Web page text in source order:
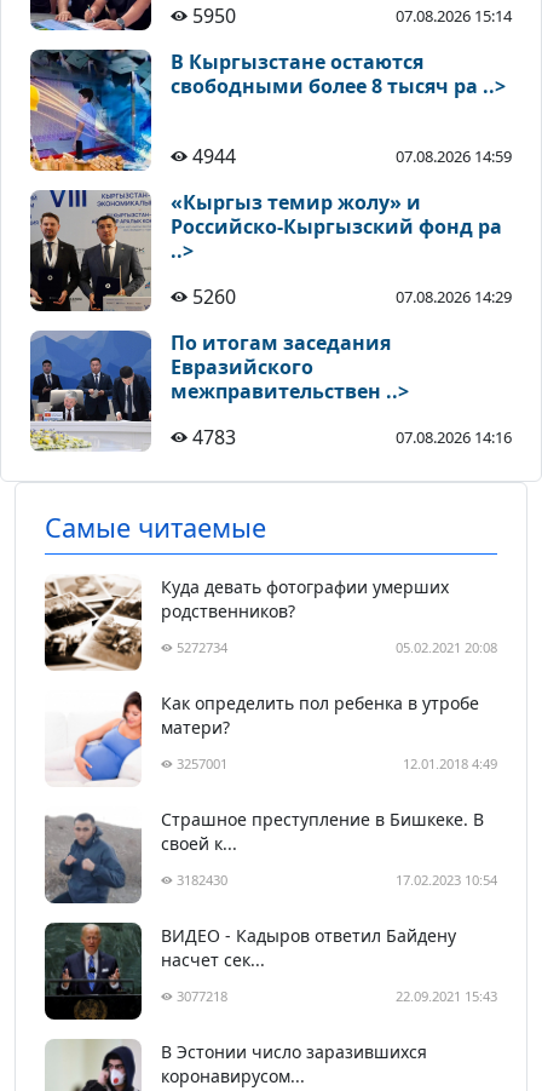
5950 07.08.2026 15:14
В Кыргызстане остаются
свободными более 8 тысяч ра ..>
4944 07.08.2026 14:59
«Кыргыз темир жолу» и
Российско-Кыргызский фонд ра
..>
5260
07.08.2026 14:29
По итогам заседания
Евразийского
межправительствен ..>
4783
07.08.2026 14:16
Самые читаемые
Куда девать фотографии умерших
родственников?
5272734 05.02.2021 20:08
Как определить пол ребенка в утробе
матери?
3257001 12.01.2018 4:49
Страшное преступление в Бишкеке. В
своей к...
3182430 17.02.2023 10:54
ВИДЕО - Кадыров ответил Байдену
насчет сек...
3077218 22.09.2021 15:43
В Эстонии число заразившихся
коронавирусом...